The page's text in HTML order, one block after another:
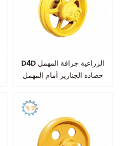
D4D الزراعية جرافة المهمل
حصاده الجنازير أمام المهمل